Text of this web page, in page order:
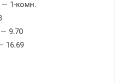
— 1-комн.
— 9.70
16.69